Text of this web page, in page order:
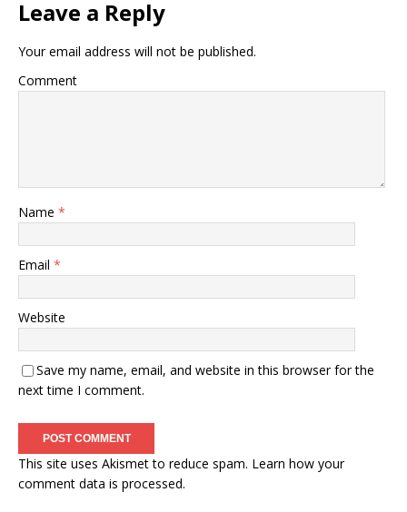
Leave a Reply
Your email address will not be published.
Comment
Name *
Email *
Website
Save my name, email, and website in this browser for the
next time I comment.
This site uses Akismet to reduce spam. Learn how your
comment data is processed.